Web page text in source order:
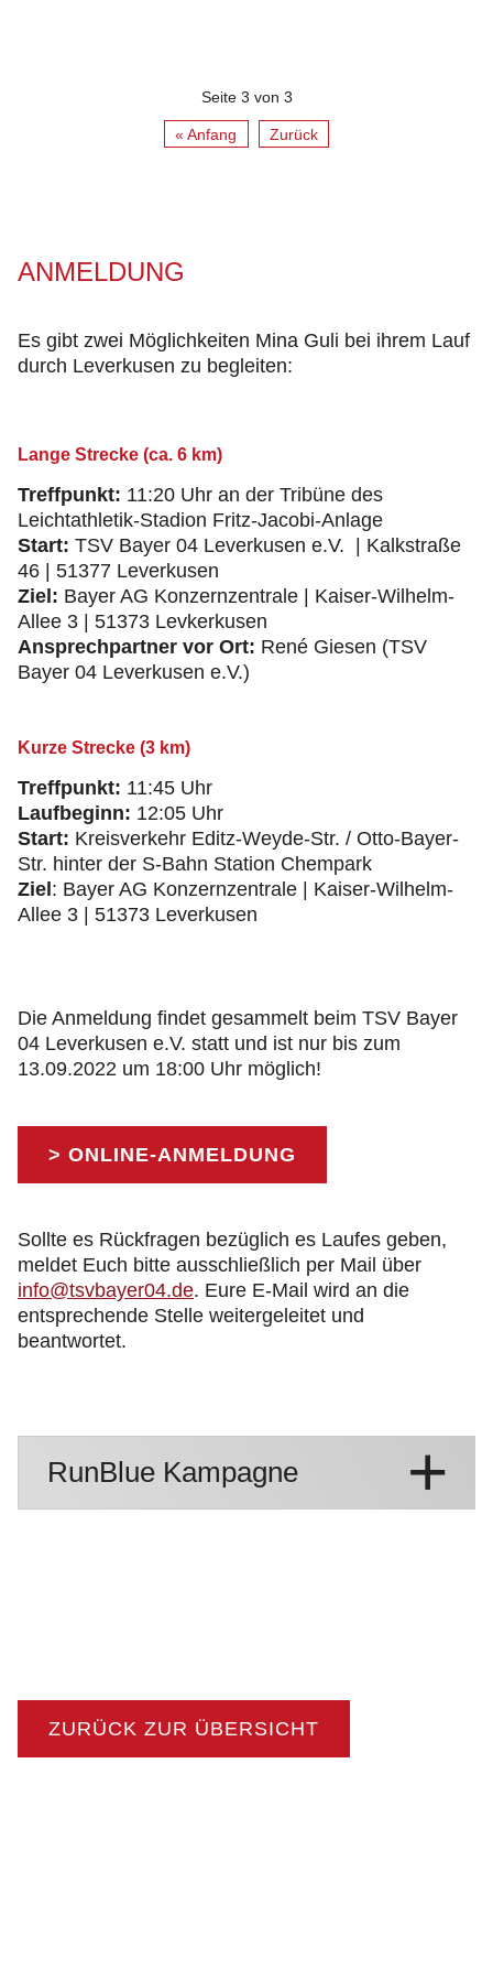
Seite 3 von 3
« Anfang Zurück
ANMELDUNG
Es gibt zwei Möglichkeiten Mina Guli bei ihrem Lauf
durch Leverkusen zu begleiten:
Lange Strecke (ca. 6 km)
Treffpunkt: 11:20 Uhr an der Tribüne des
Leichtathletik-Stadion Fritz-Jacobi-Anlage
Start: TSV Bayer 04 Leverkusen e.V. | Kalkstraße
46 | 51377 Leverkusen
Ziel: Bayer AG Konzernzentrale | Kaiser-Wilhelm-
Allee 3 | 51373 Levkerkusen
Ansprechpartner vor Ort: René Giesen (TSV
Bayer 04 Leverkusen e.V.)
Kurze Strecke (3 km)
Treffpunkt: 11:45 Uhr
Laufbeginn: 12:05 Uhr
Start: Kreisverkehr Editz-Weyde-Str. / Otto-Bayer-
Str. hinter der S-Bahn Station Chempark
Ziel : Bayer AG Konzernzentrale | Kaiser-Wilhelm-
Allee 3 | 51373 Leverkusen
Die Anmeldung findet gesammelt beim TSV Bayer
04 Leverkusen e.V. statt und ist nur bis zum
13.09.2022 um 18:00 Uhr möglich!
> ONLINE-ANMELDUNG
Sollte es Rückfragen bezüglich es Laufes geben,
meldet Euch bitte ausschließlich per Mail über
info@tsvbayer04.de. Eure E-Mail wird an die
entsprechende Stelle weitergeleitet und
beantwortet.
RunBlue Kampagne
ZURÜCK ZUR ÜBERSICHT